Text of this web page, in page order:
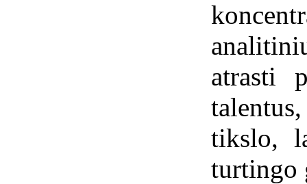
atrasti
tikslo,
turtingo